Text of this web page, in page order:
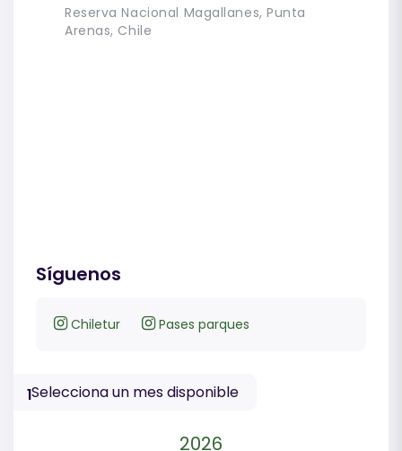
Reserva Nacional Magallanes, Punta
Arenas, Chile
Síguenos
Chiletur Pases parques
Selecciona un mes disponible
1
2026